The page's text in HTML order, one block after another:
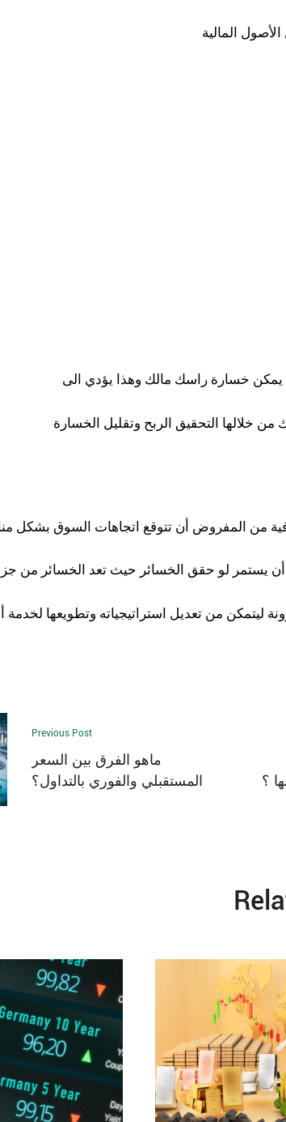
المالية
يمكن خسارة راسك مالك وهذا يؤدي الى
من المفروض أن تتوقع اتجاهات السوق بشكل
أن يستمر لو حقق الخسائر حيث تعد الخسائر من
ليتمكن من تعديل استراتيجياته وتطويعها لخدمة
Previous Post
ماهو الفرق بين السعر
المستقبلي والفوري بالتداول؟
؟